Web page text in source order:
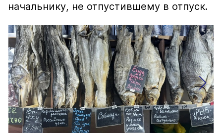
начальнику, не отпустившему в отпуск.